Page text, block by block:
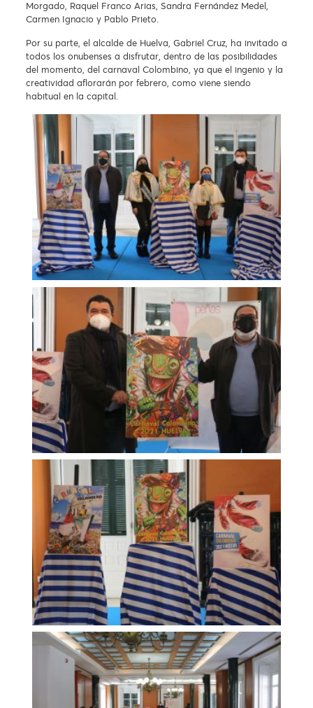
Morgado, Raquel Franco Arias, Sandra Fernández Medel,
Carmen Ignacio y Pablo Prieto.
Por su parte, el alcalde de Huelva, Gabriel Cruz, ha invitado a
todos los onubenses a disfrutar, dentro de las posibilidades
del momento, del carnaval Colombino, ya que el ingenio y la
creatividad aflorarán por febrero, como viene siendo
habitual en la capital.